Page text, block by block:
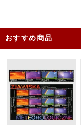
おすすめ商品